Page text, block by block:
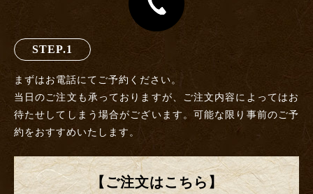
STEP.1
まずはお電話にてご予約ください。
当日のご注文も承っておりますが、ご注文内容によってはお
待たせしてしまう場合がございます。 可能な限り事前のご予
約をおすすめいたします。
【ご注文はこちら】